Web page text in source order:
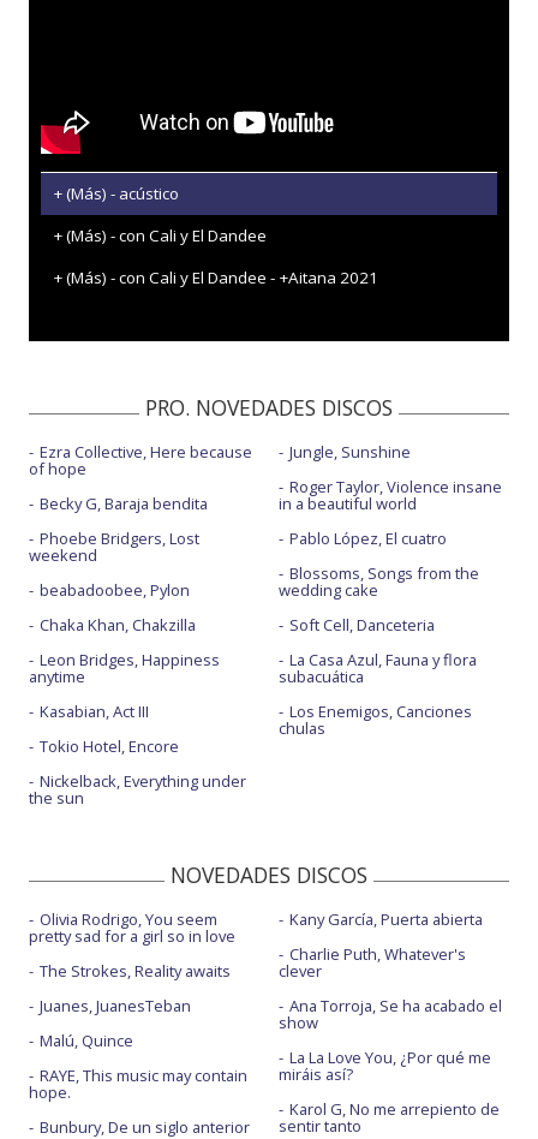
+ (Más) - acústico
+ (Más) - con Cali y El Dandee
+ (Más) - con Cali y El Dandee - +Aitana 2021
PRO. NOVEDADES DISCOS
Ezra Collective, Here because
of hope
Becky G, Baraja bendita
Phoebe Bridgers, Lost
weekend
beabadoobee, Pylon
Chaka Khan, Chakzilla
Leon Bridges, Happiness
anytime
Kasabian, Act III
Tokio Hotel, Encore
Nickelback, Everything under
the sun
Jungle, Sunshine
Roger Taylor, Violence insane
in a beautiful world
Pablo López, El cuatro
Blossoms, Songs from the
wedding cake
Soft Cell, Danceteria
La Casa Azul, Fauna y flora
subacuática
Los Enemigos, Canciones
chulas
NOVEDADES DISCOS
Olivia Rodrigo, You seem
pretty sad for a girl so in love
The Strokes, Reality awaits
Juanes, JuanesTeban
Malú, Quince
RAYE, This music may contain
hope.
Bunbury, De un siglo anterior
Kany García, Puerta abierta
Charlie Puth, Whatever's
clever
Ana Torroja, Se ha acabado el
show
La La Love You, ¿Por qué me
miráis así?
Karol G, No me arrepiento de
sentir tanto